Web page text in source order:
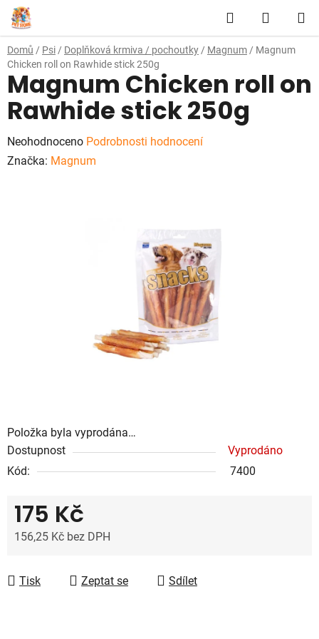
Přejít
na
obsah
Hledat
KOŠÍK
Domů / Psi / Doplňková krmiva / pochoutky / Magnum / Magnum
Chicken roll on Rawhide stick 250g
Položka byla vyprodána…
Dostupnost
Vyprodáno
Kód:
7400
175 Kč
156,25 Kč bez DPH
Tisk
Zeptat se Sdílet
Magnum Chicken roll on
Rawhide stick 250g
Průměrné
hodnocení
Neohodnoceno Podrobnosti hodnocení
Značka: Magnum